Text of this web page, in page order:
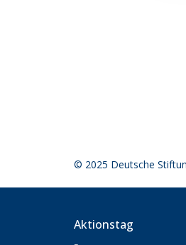
© 2025 Deutsche
Aktionstag